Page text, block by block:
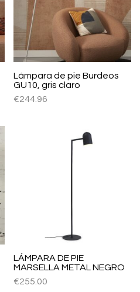
Lámpara de pie Burdeos
GU10, gris claro
€244.96
LÁMPARA DE PIE
MARSELLA METAL NEGRO
€255.00